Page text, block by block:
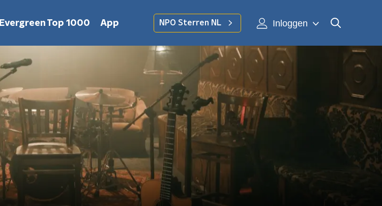
Evergreen Top 1000 App NPO Sterren NL Inloggen